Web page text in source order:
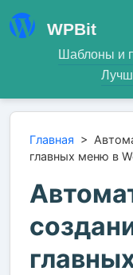
WPBit
Шаблоны и
Главная >
главных меню в